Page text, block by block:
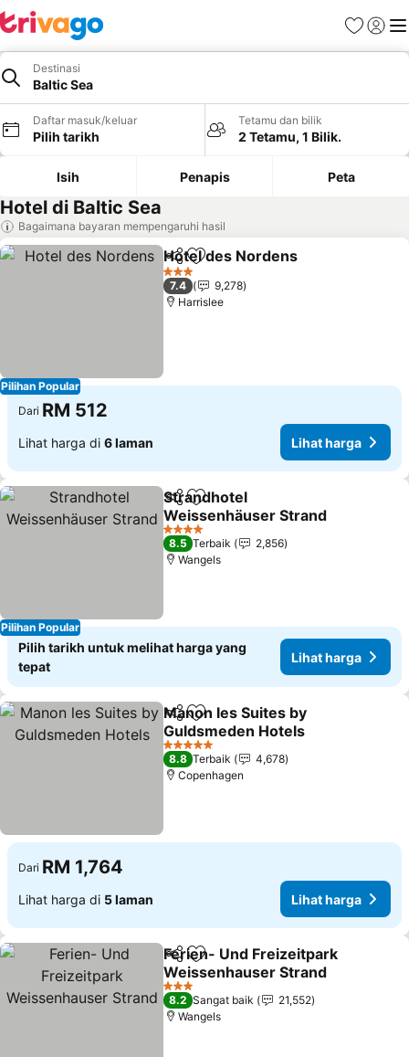
Kegemaran
Daftar
Destinasi
Baltic Sea
Daftar masuk/keluar
Pilih tarikh
Tetamu dan bilik
2 Tetamu, 1 Bilik.
Isih Penapis Peta
Hotel di Baltic Sea
Bagaimana bayaran mempengaruhi hasil
Pilihan Popular
KongsiTambah ke favorit
Hotel des Nordens
3 Bintang
7.4
9,278
Harrislee
Dari RM 512
Lihat harga di 6 laman Lihat harga
Pilihan Popular
KongsiTambah ke favorit
Strandhotel
Weissenhäuser Strand
4 Bintang
8.5 Terbaik
2,856
Wangels
Pilih tarikh untuk melihat harga yang
tepat
Lihat harga
KongsiTambah ke favorit
Manon les Suites by
Guldsmeden Hotels
5 Bintang
8.8 Terbaik
4,678
Copenhagen
Dari RM 1,764
Lihat harga di 5 laman Lihat harga
KongsiTambah ke favorit
Ferien- Und Freizeitpark
Weissenhauser Strand
3 Bintang
8.2 Sangat baik
21,552
Wangels